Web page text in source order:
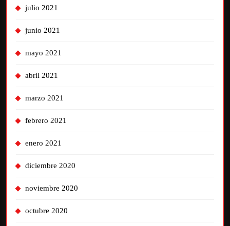
julio 2021
junio 2021
mayo 2021
abril 2021
marzo 2021
febrero 2021
enero 2021
diciembre 2020
noviembre 2020
octubre 2020